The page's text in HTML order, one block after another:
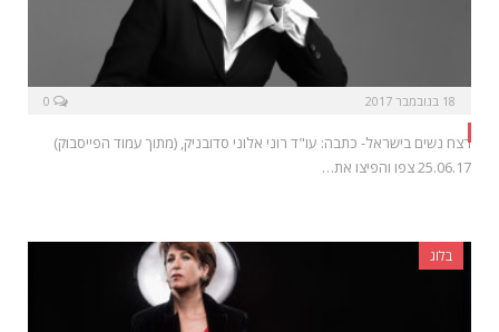
18 בנובמבר 2017
רצח נשים בישראל- כתבה: עו"ד רוני אלוני סדובניק, (מתוך עמוד הפייסבוק)
25.06.17 צפו והפיצו את…
בלוג